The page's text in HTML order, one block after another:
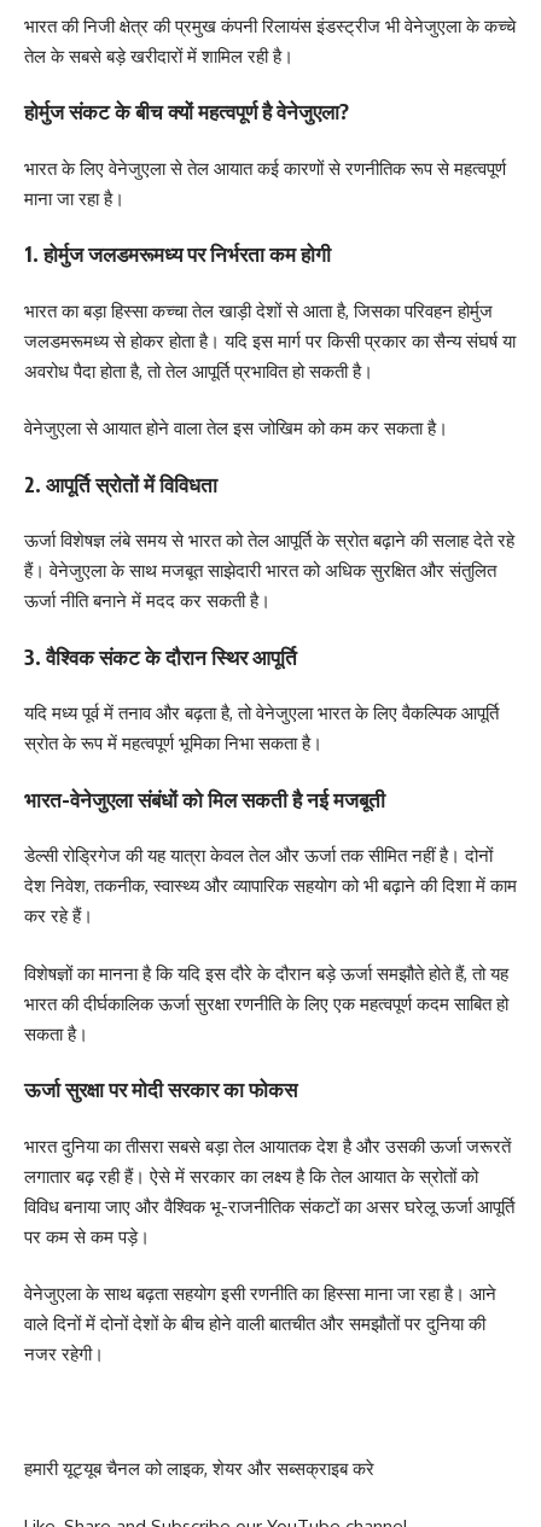
भारत की निजी क्षेत्र की प्रमुख कंपनी रिलायंस इंडस्ट्रीज भी वेनेजुएला के कच्चे
तेल के सबसे बड़े खरीदारों में शामिल रही है।
होर्मुज संकट के बीच क्यों महत्वपूर्ण है वेनेजुएला?
भारत के लिए वेनेजुएला से तेल आयात कई कारणों से रणनीतिक रूप से महत्वपूर्ण
माना जा रहा है।
1. होर्मुज जलडमरूमध्य पर निर्भरता कम होगी
भारत का बड़ा हिस्सा कच्चा तेल खाड़ी देशों से आता है, जिसका परिवहन होर्मुज
जलडमरूमध्य से होकर होता है। यदि इस मार्ग पर किसी प्रकार का सैन्य संघर्ष या
अवरोध पैदा होता है, तो तेल आपूर्ति प्रभावित हो सकती है।
वेनेजुएला से आयात होने वाला तेल इस जोखिम को कम कर सकता है।
2. आपूर्ति स्रोतों में विविधता
ऊर्जा विशेषज्ञ लंबे समय से भारत को तेल आपूर्ति के स्रोत बढ़ाने की सलाह देते रहे
हैं। वेनेजुएला के साथ मजबूत साझेदारी भारत को अधिक सुरक्षित और संतुलित
ऊर्जा नीति बनाने में मदद कर सकती है।
3. वैश्विक संकट के दौरान स्थिर आपूर्ति
यदि मध्य पूर्व में तनाव और बढ़ता है, तो वेनेजुएला भारत के लिए वैकल्पिक आपूर्ति
स्रोत के रूप में महत्वपूर्ण भूमिका निभा सकता है।
भारत-वेनेजुएला संबंधों को मिल सकती है नई मजबूती
डेल्सी रोड्रिगेज की यह यात्रा केवल तेल और ऊर्जा तक सीमित नहीं है। दोनों
देश निवेश, तकनीक, स्वास्थ्य और व्यापारिक सहयोग को भी बढ़ाने की दिशा में काम
कर रहे हैं।
विशेषज्ञों का मानना है कि यदि इस दौरे के दौरान बड़े ऊर्जा समझौते होते हैं, तो यह
भारत की दीर्घकालिक ऊर्जा सुरक्षा रणनीति के लिए एक महत्वपूर्ण कदम साबित हो
सकता है।
ऊर्जा सुरक्षा पर मोदी सरकार का फोकस
भारत दुनिया का तीसरा सबसे बड़ा तेल आयातक देश है और उसकी ऊर्जा जरूरतें
लगातार बढ़ रही हैं। ऐसे में सरकार का लक्ष्य है कि तेल आयात के स्रोतों को
विविध बनाया जाए और वैश्विक भू-राजनीतिक संकटों का असर घरेलू ऊर्जा आपूर्ति
पर कम से कम पड़े।
वेनेजुएला के साथ बढ़ता सहयोग इसी रणनीति का हिस्सा माना जा रहा है। आने
वाले दिनों में दोनों देशों के बीच होने वाली बातचीत और समझौतों पर दुनिया की
नजर रहेगी।
हमारी यूट्यूब चैनल को लाइक, शेयर और सब्सक्राइब करे